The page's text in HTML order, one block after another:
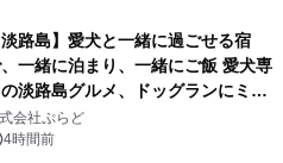
淡路島】愛犬と一緒に過ごせる宿
一緒に泊まり、一緒にご飯 愛犬専
淡路島グルメ、ドッグランにミニ
ル グランピングとトレーラーハウ
2施設で
会社ぷらど
4時間前